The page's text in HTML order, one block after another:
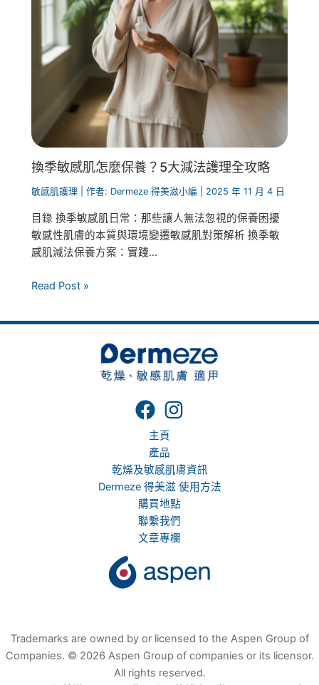
換季敏感肌怎麼保養？5大減法護理全攻略
敏感肌護理 | 作者: Dermeze 得美滋小編 2025 年 11 月 4 日
目錄 換季敏感肌日常：那些讓人無法忽視的保養困擾
敏感性肌膚的本質與環境變遷敏感肌對策解析 換季敏
感肌減法保養方案：實踐...
Read Post »
主頁
產品
乾燥及敏感肌膚資訊
Dermeze 得美滋 使用方法
購買地點
聯繫我們
文章專欄
Trademarks are owned by or licensed to the Aspen Group of
Companies. © 2026 Aspen Group of companies or its licensor.
All rights reserved.